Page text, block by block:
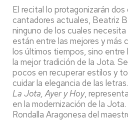
El recital lo protagonizarán dos
cantadores actuales, Beatriz
ninguno de los cuales
están entre las mejores y más
los últimos tiempos, sino entre
la mejor tradición de la Jota.
pocos en recuperar estilos y
cuidar la elegancia de las
La Jota, Ayer y Hoy,
en la modernización de la
Rondalla Aragonesa del